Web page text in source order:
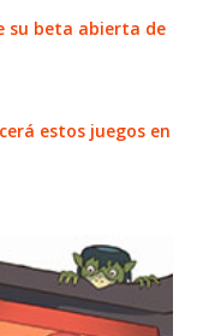
su beta abierta de
estos juegos en